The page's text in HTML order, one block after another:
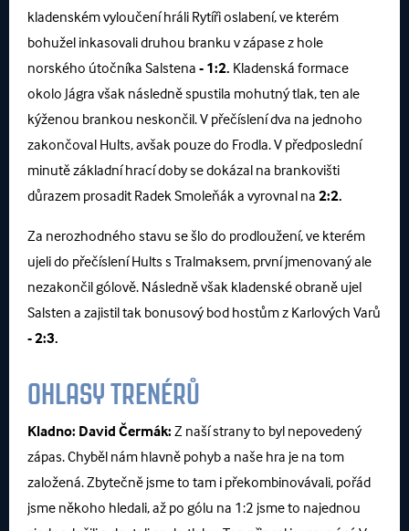
kladenském vyloučení hráli Rytíři oslabení, ve kterém
bohužel inkasovali druhou branku v zápase z hole
norského útočníka Salstena - 1:2. Kladenská formace
okolo Jágra však následně spustila mohutný tlak, ten ale
kýženou brankou neskončil. V přečíslení dva na jednoho
zakončoval Hults, avšak pouze do Frodla. V předposlední
minutě základní hrací doby se dokázal na brankovišti
důrazem prosadit Radek Smoleňák a vyrovnal na 2:2.
Za nerozhodného stavu se šlo do prodloužení, ve kterém
ujeli do přečíslení Hults s Tralmaksem, první jmenovaný ale
nezakončil gólově. Následně však kladenské obraně ujel
Salsten a zajistil tak bonusový bod hostům z Karlových Varů
- 2:3.
OHLASY TRENÉRŮ
Kladno: David Čermák: Z naší strany to byl nepovedený
zápas. Chyběl nám hlavně pohyb a naše hra je na tom
založená. Zbytečně jsme to tam i překombinovávali, pořád
jsme někoho hledali, až po gólu na 1:2 jsme to najednou